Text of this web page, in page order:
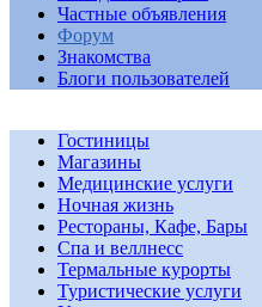
Частные объявления
Форум
Знакомства
Блоги пользователей
Гостиницы
Магазины
Медицинские услуги
Ночная жизнь
Рестораны, Кафе, Бары
Спа и веллнесс
Термальные курорты
Туристические услуги